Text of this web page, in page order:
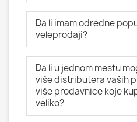
Da li imam određne
veleprodaji?
Da li u jednom mestu
više distributera vaših
više prodavnice koje
veliko?